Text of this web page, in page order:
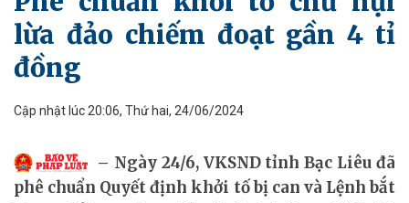
lừa đảo chiếm đoạt gần 4 tỉ
đồng
Cập nhật lúc 20:06, Thứ hai, 24/06/2024
Ngày 24/6, VKSND tỉnh Bạc Liêu đã
phê chuẩn Quyết định khởi tố bị can và Lệnh bắt